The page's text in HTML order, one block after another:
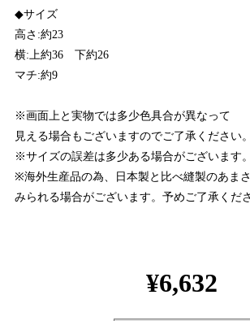
◆サイズ
高さ:約23
横:上約36 下約26
マチ:約9
※画面上と実物では多少色具合が異なって
見える場合もございますのでご了承ください。
※サイズの誤差は多少ある場合がございます。
※海外生産品の為、日本製と比べ縫製のあま
みられる場合がございます。予めご了承くださ
¥6,632